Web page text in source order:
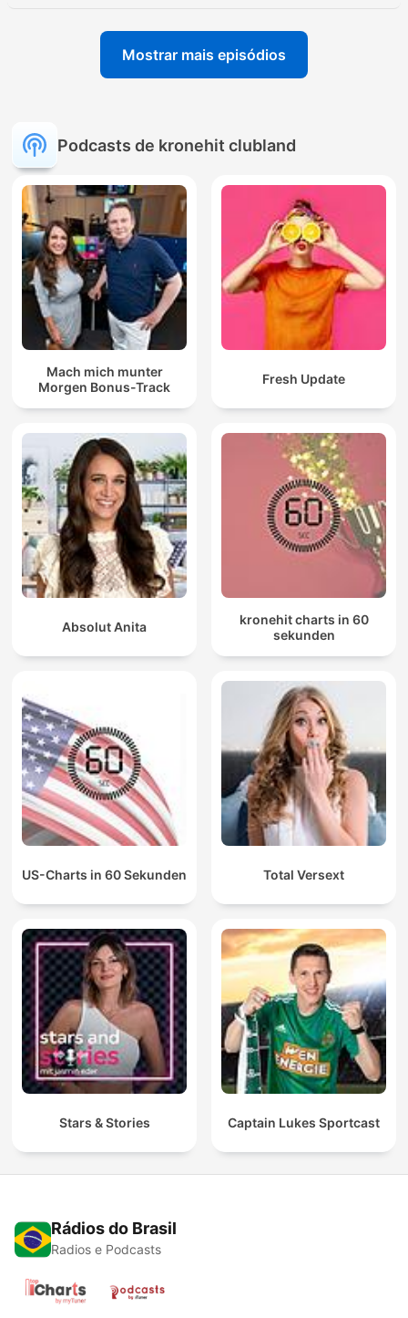
Mostrar mais episódios
Podcasts de kronehit clubland
Mach mich munter
Morgen Bonus-Track
Fresh Update
Absolut Anita
kronehit charts in 60
sekunden
US-Charts in 60 Sekunden Total Versext
Stars & Stories Captain Lukes Sportcast
Rádios do Brasil
Radios e Podcasts